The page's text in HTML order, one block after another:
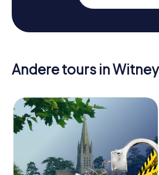
Andere tours in Witney